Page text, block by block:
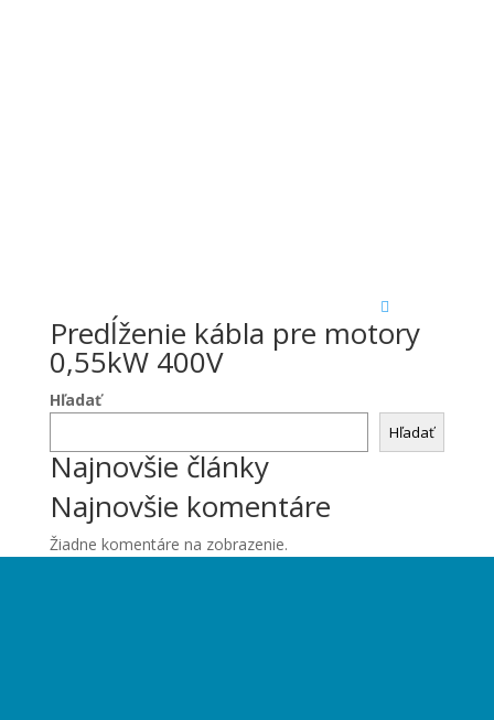
Predĺženie kábla pre motory
0,55kW 400V
Hľadať
Hľadať
Najnovšie články
Najnovšie komentáre
Žiadne komentáre na zobrazenie.